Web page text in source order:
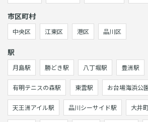
市区町村
中央区 江東区 港区 品川区
駅
月島駅 勝どき駅 八丁堀駅 豊洲駅
有明テニスの森駅 東雲駅 お台場海浜公
天王洲アイル駅 品川シーサイド駅 大井